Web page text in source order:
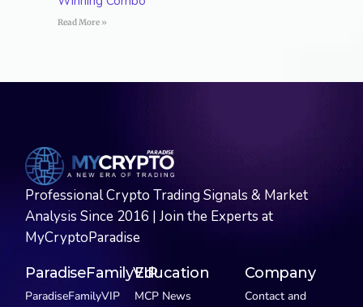
Read More »
Professional Crypto Trading Signals & Market
Analysis Since 2016 | Join the Experts at
MyCryptoParadise
ParadiseFamilyVIP
ParadiseFamilyVIP
Education
MCP News
Company
Contact and